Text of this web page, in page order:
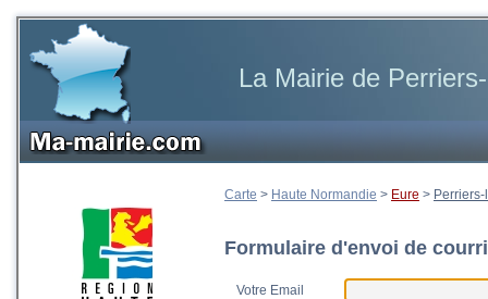
La Mairie de
Carte > Haute Normandie > Eure >
Formulaire d'envoi de
Votre Email